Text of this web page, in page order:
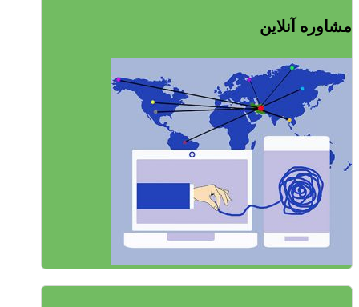
مشاوره آنلاین